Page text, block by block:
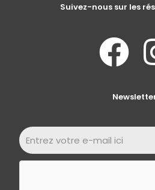
Suivez-nous sur les